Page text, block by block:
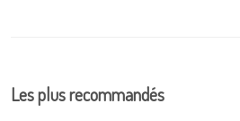
Les plus recommandés